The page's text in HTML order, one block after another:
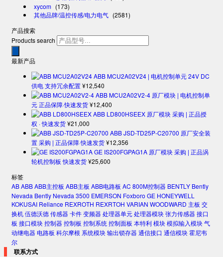
xycom (173)
其他品牌/温控传感/电力电气 (2581)
产品搜索
Products search
最新产品
ABB MCU2A02V24 | 电机控制单元 24V DC
供电 支持冗余配置¥12,540
ABB MCU2A02V2-4 原厂模块 | 电机控制单
元 正品保障·快速发货¥12,400
ABB LD800HSEEX 原厂模块 采购 | 正品授
权 · 快速发货¥21,000
ABB JSD-TD25P-C20700 原厂安全装
置 采购 | 正品保障·快速发货¥12,356
GE IS200FGPAG1A 原厂模块 采购 | 正品涡
轮机控制板 快速发货¥25,600
标签
ABABBABB主控板 ABB主板 ABB电路板 AC 800M控制器 BENTLY Bently
Nevada Bently Nevada 3500 EMERSON Foxboro GE HONEYWELL
KOKUSAI Reliance REXROTH REXRTOH VARIAN WOODWARD 主板 交
换机伍德沃德传感器卡件变频器处理器单元处理器模块张力传感器接口
板 接口模块控制器控制板 控制系统控制面板 本特利模块模拟输入模块气
动继电器电路板 科尔摩根 系统模块输出锁存器通信接口 通信模块霍尼韦
尔
联系方式